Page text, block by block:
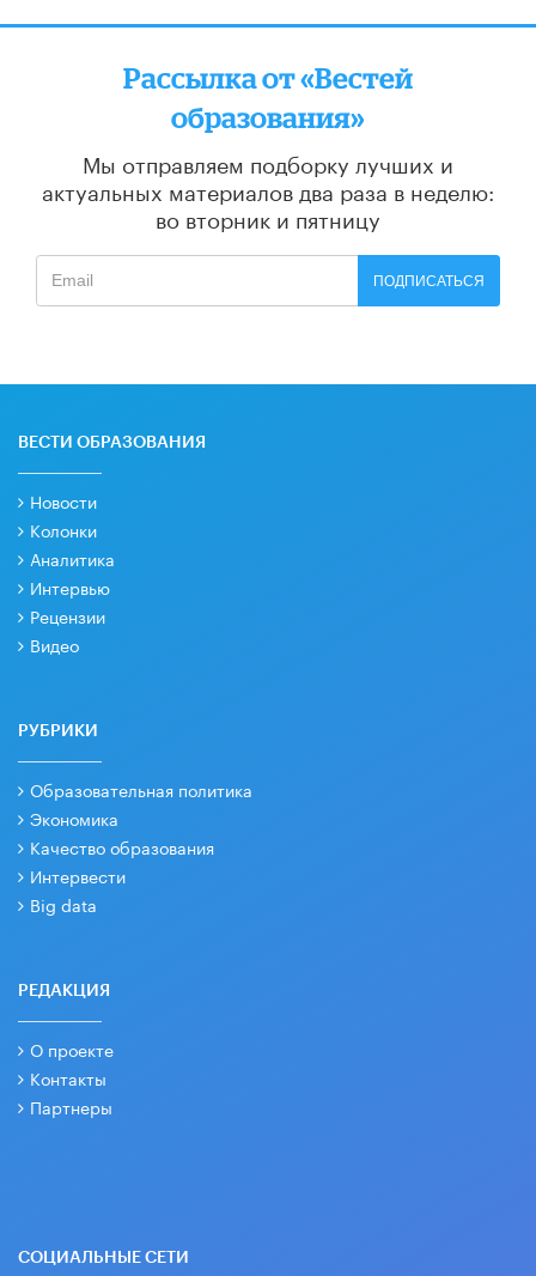
Рассылка от «Вестей
образования»
Мы отправляем подборку лучших и
актуальных материалов два раза в неделю:
во вторник и пятницу
ПОДПИСАТЬСЯ
ВЕСТИ ОБРАЗОВАНИЯ
Новости
Колонки
Аналитика
Интервью
Рецензии
Видео
РУБРИКИ
Образовательная политика
Экономика
Качество образования
Интервести
Big data
РЕДАКЦИЯ
О проекте
Контакты
Партнеры
СОЦИАЛЬНЫЕ СЕТИ